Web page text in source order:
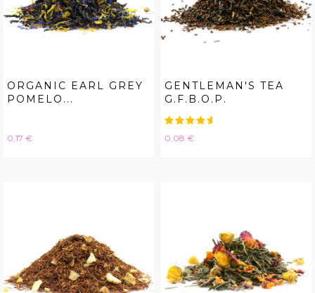
ORGANIC EARL GREY
POMELO...
Hinta
0,17 €
GENTLEMAN'S TEA
G.F.B.O.P.
Hinta
0,08 €